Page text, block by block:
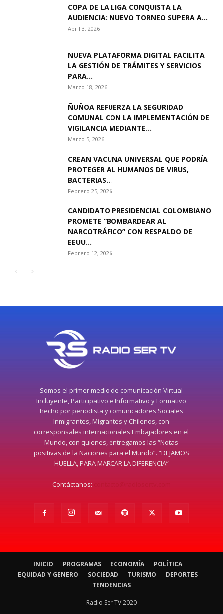
COPA DE LA LIGA CONQUISTA LA
AUDIENCIA: NUEVO TORNEO SUPERA A...
Abril 3, 2026
NUEVA PLATAFORMA DIGITAL FACILITA
LA GESTIÓN DE TRÁMITES Y SERVICIOS
PARA...
Marzo 18, 2026
ÑUÑOA REFUERZA LA SEGURIDAD
COMUNAL CON LA IMPLEMENTACIÓN DE
VIGILANCIA MEDIANTE...
Marzo 5, 2026
CREAN VACUNA UNIVERSAL QUE PODRÍA
PROTEGER AL HUMANOS DE VIRUS,
BACTERIAS...
Febrero 25, 2026
CANDIDATO PRESIDENCIAL COLOMBIANO
PROMETE “BOMBARDEAR AL
NARCOTRÁFICO” CON RESPALDO DE
EEUU...
Febrero 12, 2026
Somos el primer medio de comunicación Virtual
Incluyente, Participativo e Informativo y Formativo
hecho por periodista y comunicadores Sociales
Inmigrantes, Migrantes y Chilenos, con
corresponsales internacionales Embajadores en el
Mundo, con quienes, entregamos las “Notas
positivas de la Naciones para el Mundo”. “DEJAMOS
HUELLA, PARA MARCAR LA DIFERENCIA”
Contáctanos:
INICIO PROGRAMAS ECONOMÍA
POLÍTICA
EQUIDAD Y GENERO
SOCIEDAD TURISMO
DEPORTES
TENDENCIAS
Radio Ser TV 2020